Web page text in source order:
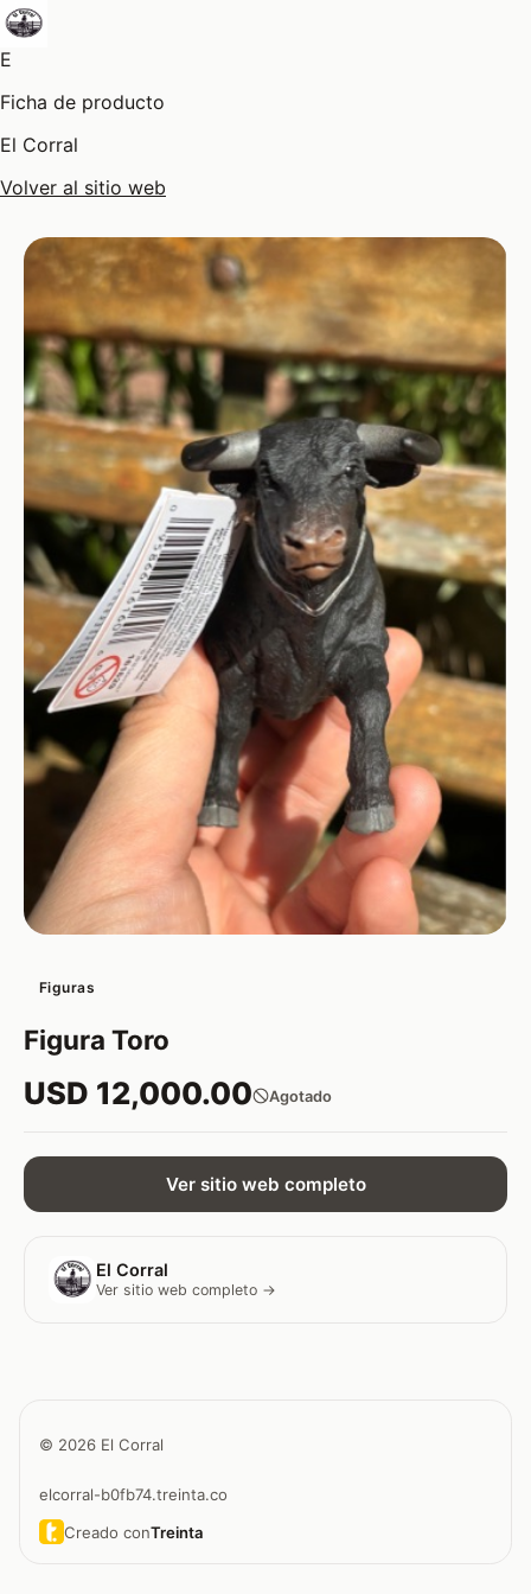
E
Ficha de producto
El Corral
Volver al sitio web
Figuras
Figura Toro
USD 12,000.00 Agotado
Ver sitio web completo
El Corral
Ver sitio web completo →
© 2026 El Corral
elcorral-b0fb74.treinta.co
Creado conTreinta